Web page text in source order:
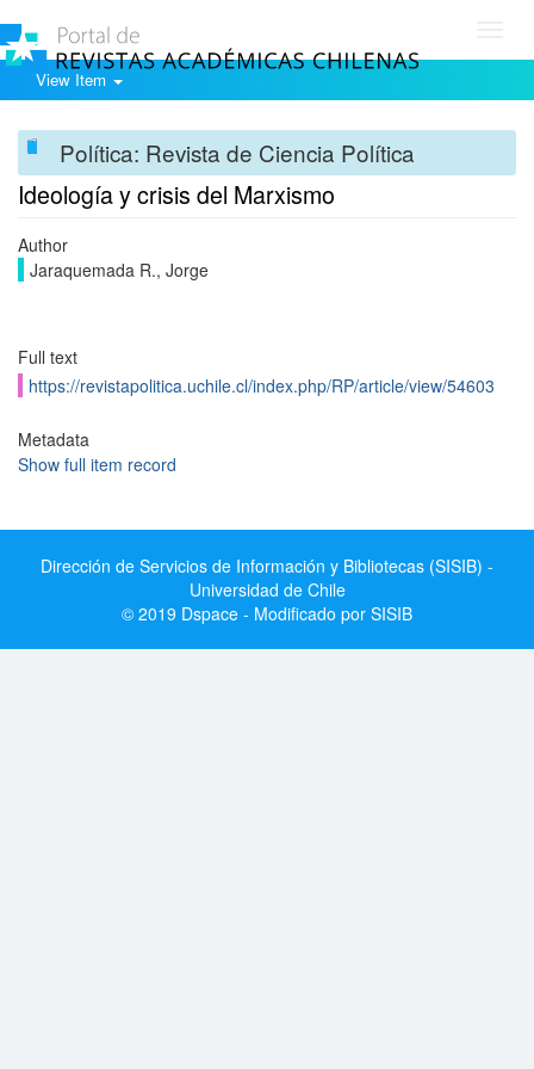
View Item
Política: Revista de Ciencia Política
Ideología y crisis del Marxismo
Author
Jaraquemada R., Jorge
Full text
https://revistapolitica.uchile.cl/index.php/RP/article/view/54603
Metadata
Show full item record
Dirección de Servicios de Información y Bibliotecas (SISIB) -
Universidad de Chile
© 2019 Dspace - Modificado por SISIB